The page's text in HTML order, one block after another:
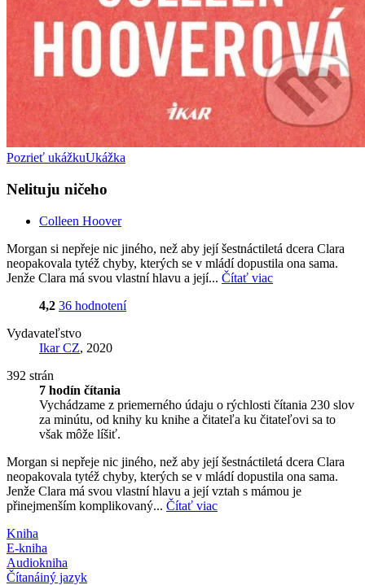
Pozrieť ukážkuUkážka
Nelituju ničeho
Colleen Hoover
Morgan si nepřeje nic jiného, než aby její šestnáctiletá dcera Clara
neopakovala tytéž chyby, kterých se v mládí dopustila ona sama.
Jenže Clara má svou vlastní hlavu a její... Čítať viac
4,2 36 hodnotení
Vydavateľstvo
Ikar CZ, 2020
392 strán
7 hodín čítania
Vychádzame z priemerného údaju o rýchlosti čítania 230 slov
za minútu, od knihy ku knihe a čitateľa ku čitateľovi sa to
však môže líšiť.
Morgan si nepřeje nic jiného, než aby její šestnáctiletá dcera Clara
neopakovala tytéž chyby, kterých se v mládí dopustila ona sama.
Jenže Clara má svou vlastní hlavu a její vztah s mámou je
přinejmenším komplikovaný... Čítať viac
Kniha
E-kniha
Audiokniha
Čítanáiný jazyk